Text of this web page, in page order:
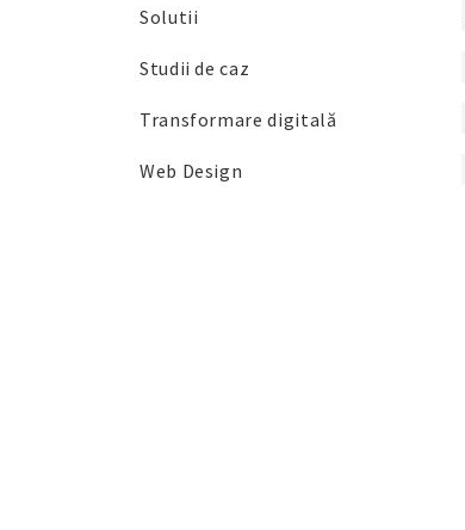
Solutii
Studii de caz
Transformare digitală
Web Design